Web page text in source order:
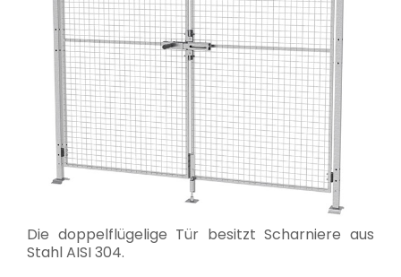
Die doppelflügelige Tür besitzt Scharniere aus
Stahl AISI 304.